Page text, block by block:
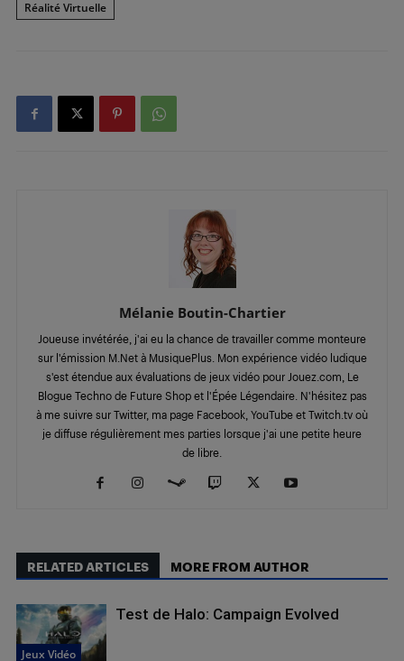
Réalité Virtuelle
Mélanie Boutin-Chartier
Joueuse invétérée, j'ai eu la chance de travailler comme monteure
sur l'émission M.Net à MusiquePlus. Mon expérience vidéo ludique
s'est étendue aux évaluations de jeux vidéo pour Jouez.com, Le
Blogue Techno de Future Shop et l'Épée Légendaire. N'hésitez pas
à me suivre sur Twitter, ma page Facebook, YouTube et Twitch.tv où
je diffuse régulièrement mes parties lorsque j'ai une petite heure
de libre.
RELATED ARTICLES MORE FROM AUTHOR
Jeux Vidéo
Test de Halo: Campaign Evolved